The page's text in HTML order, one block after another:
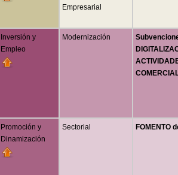
Empresarial
Inversión y
Empleo
Modernización
Promoción y
Dinamización
Sectorial FOMENTO